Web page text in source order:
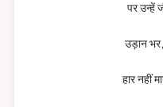
पर उन्हें
उड़ान
हार नहीं